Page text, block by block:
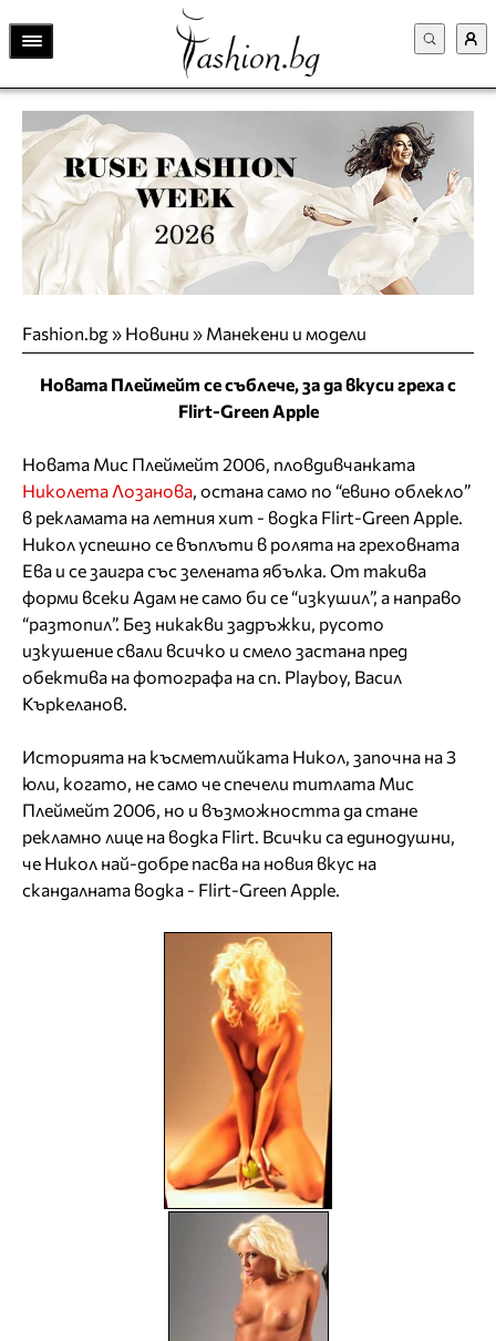
Fashion.bg» Новини » Манекени и модели
Новата Плеймейт се съблече, за да вкуси греха с
Flirt-Green Apple
Новата Мис Плеймейт 2006, пловдивчанката
Николета Лозанова , остана само по “евино облекло”
в рекламата на летния хит - водка Flirt-Green Apple.
Никол успешно се въплъти в ролята на греховната
Ева и се заигра със зелената ябълка. От такива
форми всеки Адам не само би се “изкушил”, а направо
“разтопил”. Без никакви задръжки, русото
изкушение свали всичко и смело застана пред
обектива на фотографа на сп. Playboy, Васил
Къркеланов.
Историята на късметлийката Никол, започна на 3
юли, когато, не само че спечели титлата Мис
Плеймейт 2006, но и възможността да стане
рекламно лице на водка Flirt. Всички са единодушни,
че Никол най-добре пасва на новия вкус на
скандалната водка - Flirt-Green Apple.